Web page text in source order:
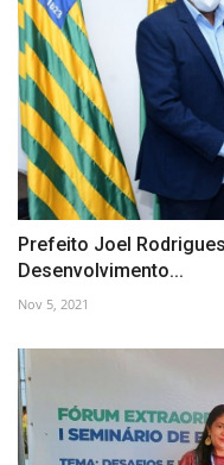
Prefeito Joel
Desenvolvimento...
Nov 5, 2021